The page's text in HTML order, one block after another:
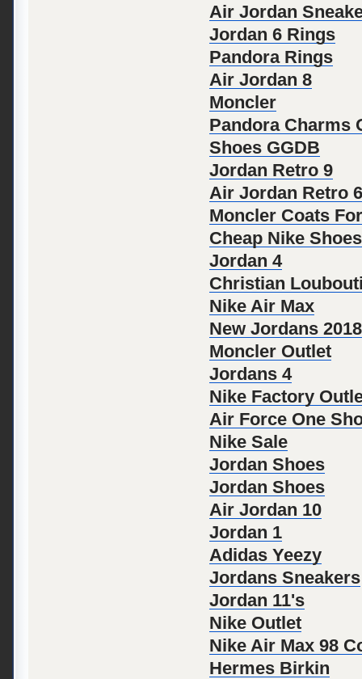
Air Jordan
Jordan 6 Rings
Pandora Rings
Air Jordan 8
Moncler
Pandora Charms
Shoes GGDB
Jordan Retro 9
Air Jordan Retro 6
Moncler Coats
Cheap Nike Shoes
Jordan 4
Christian
Nike Air Max
New Jordans 2018
Moncler Outlet
Jordans 4
Nike Factory
Air Force One
Nike Sale
Jordan Shoes
Jordan Shoes
Air Jordan 10
Jordan 1
Adidas Yeezy
Jordans Sneakers
Jordan 11's
Nike Outlet
Nike Air Max 98
Hermes Birkin